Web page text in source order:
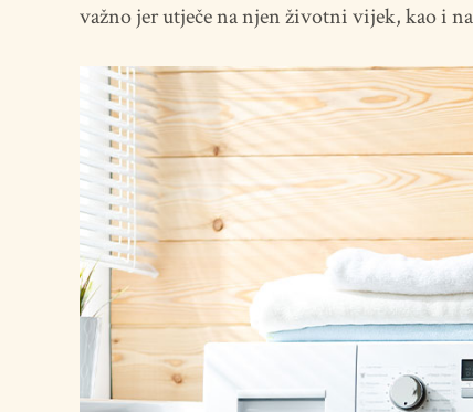
važno jer utječe na njen životni vijek, kao i